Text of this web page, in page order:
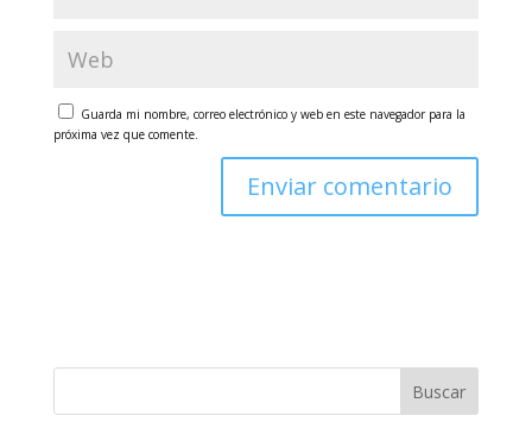
Guarda mi nombre, correo electrónico y web en este navegador para la
próxima vez que comente.
Buscar